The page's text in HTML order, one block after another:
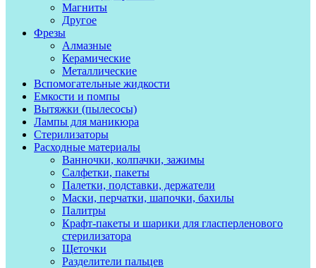
Магниты
Другое
Фрезы
Алмазные
Керамические
Металлические
Вспомогательные жидкости
Емкости и помпы
Вытяжки (пылесосы)
Лампы для маникюра
Стерилизаторы
Расходные материалы
Ванночки, колпачки, зажимы
Салфетки, пакеты
Палетки, подставки, держатели
Маски, перчатки, шапочки, бахилы
Палитры
Крафт-пакеты и шарики для гласперленового
стерилизатора
Щеточки
Разделители пальцев